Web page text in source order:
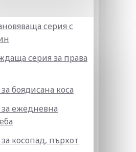
серия с
серия за права
боядисана коса
ежедневна
косопад, пърхот